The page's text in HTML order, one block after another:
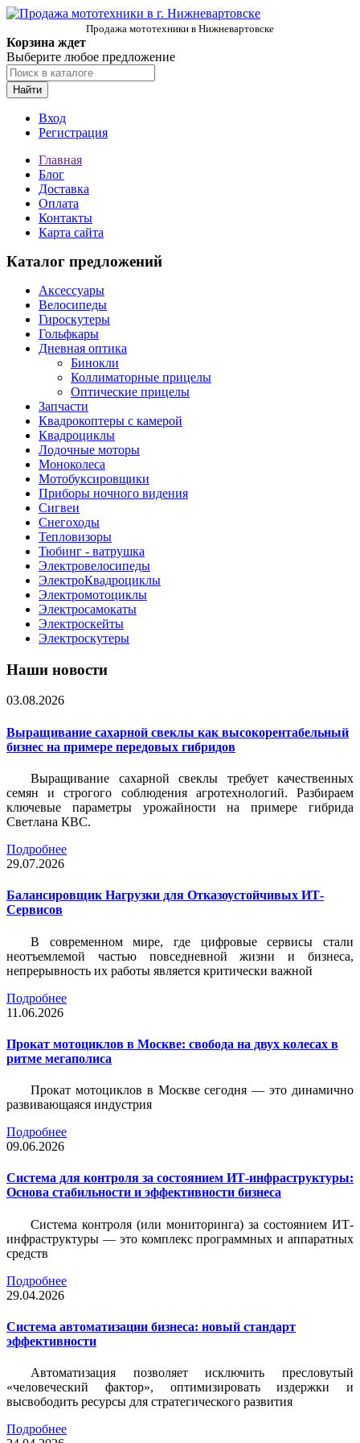
Продажа мототехники в Нижневартовске
Корзина ждет
Выберите любое предложение
Найти
Вход
Регистрация
Главная
Блог
Доставка
Оплата
Контакты
Карта сайта
Каталог предложений
Аксессуары
Велосипеды
Гироскутеры
Гольфкары
Дневная оптика
Бинокли
Коллиматорные прицелы
Оптические прицелы
Запчасти
Квадрокоптеры с камерой
Квадроциклы
Лодочные моторы
Моноколеса
Мотобуксировщики
Приборы ночного видения
Сигвеи
Снегоходы
Тепловизоры
Тюбинг - ватрушка
Электровелосипеды
ЭлектроКвадроциклы
Электромотоциклы
Электросамокаты
Электроскейты
Электроскутеры
Наши новости
03.08.2026
Выращивание сахарной свеклы как высокорентабельный
бизнес на примере передовых гибридов
Выращивание сахарной свеклы требует качественных
семян и строгого соблюдения агротехнологий. Разбираем
ключевые параметры урожайности на примере гибрида
Светлана КВС.
Подробнее
29.07.2026
Балансировщик Нагрузки для Отказоустойчивых ИТ-
Сервисов
В современном мире, где цифровые сервисы стали
неотъемлемой частью повседневной жизни и бизнеса,
непрерывность их работы является критически важной
Подробнее
11.06.2026
Прокат мотоциклов в Москве: свобода на двух колесах в
ритме мегаполиса
Прокат мотоциклов в Москве сегодня — это динамично
развивающаяся индустрия
Подробнее
09.06.2026
Система для контроля за состоянием ИТ-инфраструктуры:
Основа стабильности и эффективности бизнеса
Система контроля (или мониторинга) за состоянием ИТ-
инфраструктуры — это комплекс программных и аппаратных
средств
Подробнее
29.04.2026
Система автоматизации бизнеса: новый стандарт
эффективности
Автоматизация позволяет исключить пресловутый
«человеческий фактор», оптимизировать издержки и
высвободить ресурсы для стратегического развития
Подробнее